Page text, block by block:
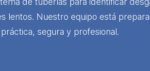
lentos. Nuestro equipo está
segura y profesional.